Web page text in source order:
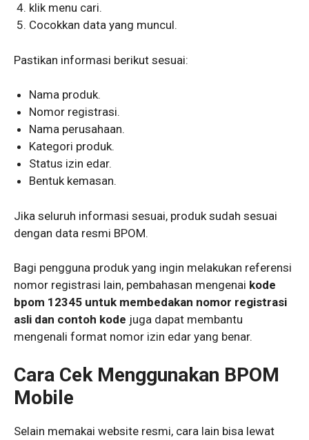
klik menu cari.
Cocokkan data yang muncul.
Pastikan informasi berikut sesuai:
Nama produk.
Nomor registrasi.
Nama perusahaan.
Kategori produk.
Status izin edar.
Bentuk kemasan.
Jika seluruh informasi sesuai, produk sudah sesuai
dengan data resmi BPOM.
Bagi pengguna produk yang ingin melakukan referensi
nomor registrasi lain, pembahasan mengenai kode
bpom 12345 untuk membedakan nomor registrasi
asli dan contoh kode juga dapat membantu
mengenali format nomor izin edar yang benar.
Cara Cek Menggunakan BPOM
Mobile
Selain memakai website resmi, cara lain bisa lewat